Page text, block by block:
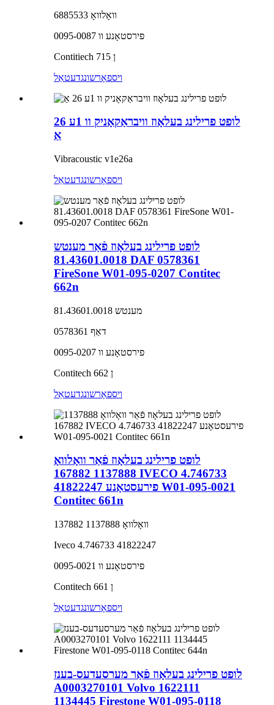
וואָלוואָ 6885533
פירסטאָנע וו 0095-0087
Contitiech 715 ן
ויספאָרשונגדעטאַל
לופט פרילינג בעלאָוז וויבראַקאָניק וו 1ע 26
אַ
Vibracoustic v1e26a
ויספאָרשונגדעטאַל
לופט פרילינג בעלאָוז פֿאַר מענטש
81.43601.0018 DAF 0578361
FireSone W01-095-0207 Contitec
662n
מענטש 81.43601.0018
דאַף 0578361
פירסטאָנע וו 0095-0207
Contitech 662 ן
ויספאָרשונגדעטאַל
לופט פרילינג בעלאָוז פֿאַר וואָלוואָ
1137888 167882 IVECO 4.746733
41822247 פירעסטאָנע W01-095-0021
Contitec 661n
וואָלוואָ 1137888 137882
Iveco 4.746733 41822247
פירסטאָנע וו 0095-0021
Contitech 661 ן
ויספאָרשונגדעטאַל
לופט פרילינג בעלאָוז פֿאַר מערסעדעס-בענז
A0003270101 Volvo 1622111
1134445 Firestone W01-095-0118